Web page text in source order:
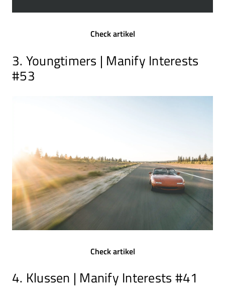
Check artikel
3. Youngtimers | Manify Interests
#53
Check artikel
4. Klussen | Manify Interests #41